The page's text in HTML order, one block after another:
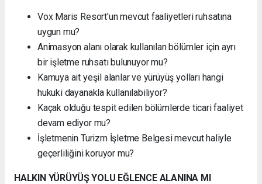
Vox Maris Resort'un mevcut faaliyetleri ruhsatına
uygun mu?
Animasyon alanı olarak kullanılan bölümler için ayrı
bir işletme ruhsatı bulunuyor mu?
Kamuya ait yeşil alanlar ve yürüyüş yolları hangi
hukuki dayanakla kullanılabiliyor?
Kaçak olduğu tespit edilen bölümlerde ticari faaliyet
devam ediyor mu?
İşletmenin Turizm İşletme Belgesi mevcut haliyle
geçerliliğini koruyor mu?
HALKIN YÜRÜYÜŞ YOLU EĞLENCE ALANINA MI